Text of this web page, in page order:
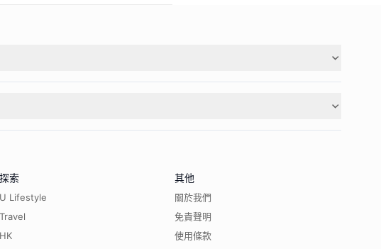
探索
U Lifestyle
Travel
HK
其他
關於我們
免責聲明
使用條款